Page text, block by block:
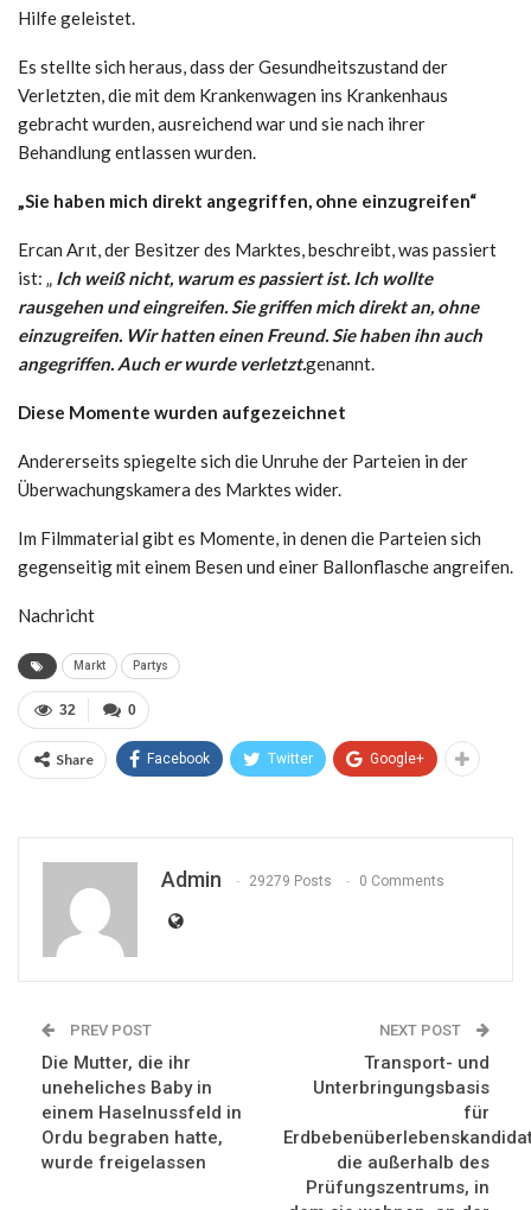
Hilfe geleistet.
Es stellte sich heraus, dass der Gesundheitszustand der
Verletzten, die mit dem Krankenwagen ins Krankenhaus
gebracht wurden, ausreichend war und sie nach ihrer
Behandlung entlassen wurden.
„Sie haben mich direkt angegriffen, ohne einzugreifen“
Ercan Arıt, der Besitzer des Marktes, beschreibt, was passiert
ist: „ Ich weiß nicht, warum es passiert ist. Ich wollte
rausgehen und eingreifen. Sie griffen mich direkt an, ohne
einzugreifen. Wir hatten einen Freund. Sie haben ihn auch
angegriffen. Auch er wurde verletzt.genannt.
Diese Momente wurden aufgezeichnet
Andererseits spiegelte sich die Unruhe der Parteien in der
Überwachungskamera des Marktes wider.
Im Filmmaterial gibt es Momente, in denen die Parteien sich
gegenseitig mit einem Besen und einer Ballonflasche angreifen.
Nachricht
Markt Partys
0
32
Share Facebook Twitter Google+
Admin 29279 Posts 0 Comments
PREV POST
Die Mutter, die ihr
uneheliches Baby in
einem Haselnussfeld in
Ordu begraben hatte,
wurde freigelassen
NEXT POST
Transport- und
Unterbringungsbasis
für
die außerhalb des
Prüfungszentrums, in